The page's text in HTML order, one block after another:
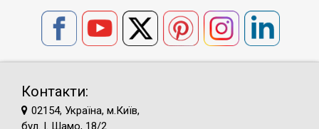
Контакти:
02154, Україна, м.Київ,
бул. І. Шамо, 18/2